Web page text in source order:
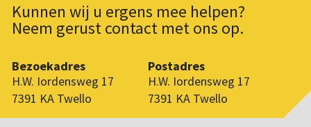
Kunnen wij u ergens mee helpen?
Neem gerust contact met ons op.
Bezoekadres
H.W. Iordensweg 17
7391 KA Twello
Postadres
H.W. Iordensweg 17
7391 KA Twello